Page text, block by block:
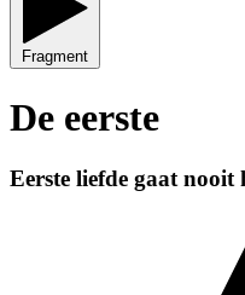
Fragment
De eerste
Eerste liefde gaat